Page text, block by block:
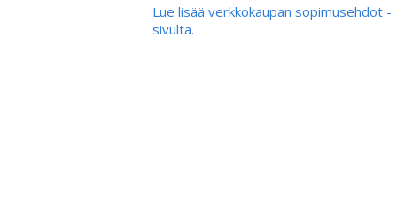
Lue lisää verkkokaupan sopimusehdot -
sivulta.